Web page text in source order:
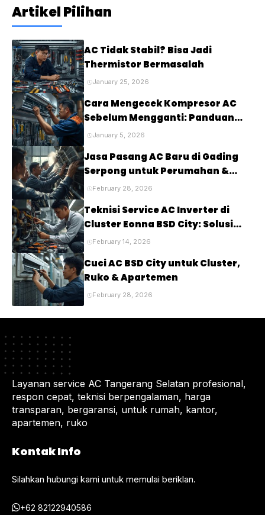
Artikel Pilihan
AC Tidak Stabil? Bisa Jadi
Thermistor Bermasalah
January 25, 2026
Cara Mengecek Kompresor AC
Sebelum Mengganti: Panduan
Lengkap untuk Mendiagnosis
Anda
January 5, 2026
Jasa Pasang AC Baru di Gading
Serpong untuk Perumahan &
Cluster Elite
February 28, 2026
Teknisi Service AC Inverter di
Cluster Eonna BSD City: Solusi
Tepat untuk Kenyamanan Rumah
February 14, 2026
Cuci AC BSD City untuk Cluster,
Ruko & Apartemen
February 28, 2026
Layanan service AC Tangerang Selatan profesional,
respon cepat, teknisi berpengalaman, harga
transparan, bergaransi, untuk rumah, kantor,
apartemen, ruko
Kontak Info
Silahkan hubungi kami untuk memulai beriklan.
+62 82122940586